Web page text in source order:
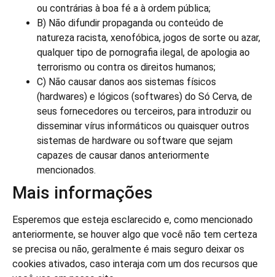
ou contrárias à boa fé a à ordem pública;
B) Não difundir propaganda ou conteúdo de
natureza racista, xenofóbica, jogos de sorte ou azar,
qualquer tipo de pornografia ilegal, de apologia ao
terrorismo ou contra os direitos humanos;
C) Não causar danos aos sistemas físicos
(hardwares) e lógicos (softwares) do Só Cerva, de
seus fornecedores ou terceiros, para introduzir ou
disseminar vírus informáticos ou quaisquer outros
sistemas de hardware ou software que sejam
capazes de causar danos anteriormente
mencionados.
Mais informações
Esperemos que esteja esclarecido e, como mencionado
anteriormente, se houver algo que você não tem certeza
se precisa ou não, geralmente é mais seguro deixar os
cookies ativados, caso interaja com um dos recursos que